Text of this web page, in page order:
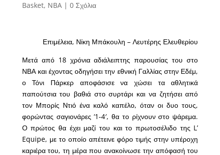
Basket, NBA| 0 Σχόλια
Επιμέλεια, Νίκη Μπάκουλη – Λευτέρης Ελευθερίου
Μετά από 18 χρόνια αδιάλειπτης παρουσίας του στο
ΝΒΑ και έχοντας οδηγήσει την εθνική Γαλλίας στην Εδέμ,
ο Τόνι Πάρκερ αποφάσισε να χώσει τα αθλητικά
παπούτσια του βαθιά στο συρτάρι και να ζητήσει από
τον Μπορίς Ντιό ένα καλό καπέλο, όταν οι δυο τους,
φορώντας σαγιονάρες ‘1-4′, θα το ρίχνουν στο ψάρεμα.
Ο πρώτος θα έχει μαζί του και το πρωτοσέλιδο της L’
Equipe, με το οποίο απέτεινε φόρο τιμής στην υπέροχη
καριέρα του, τη μέρα που ανακοίνωσε την απόφασή του